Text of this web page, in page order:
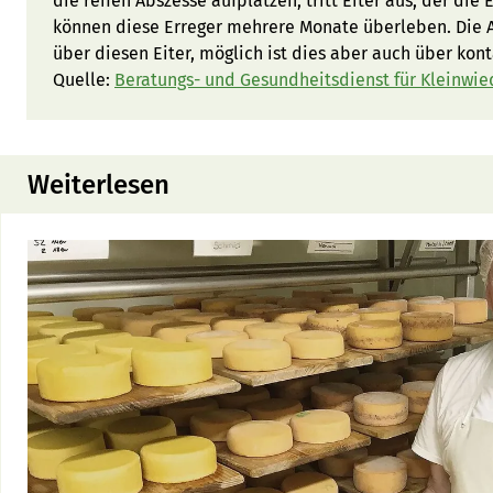
können diese Erreger mehrere Monate überleben. Die
über diesen Eiter, möglich ist dies aber auch über
Quelle: Beratungs- und Gesundheitsdienst für
Weiterlesen